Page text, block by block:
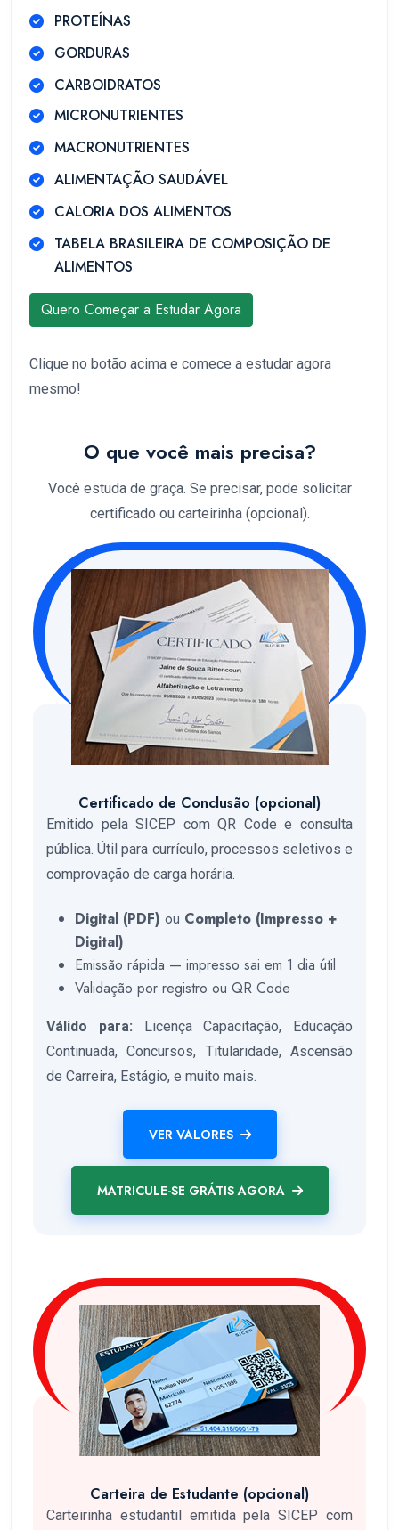
PROTEÍNAS
GORDURAS
CARBOIDRATOS
MICRONUTRIENTES
MACRONUTRIENTES
ALIMENTAÇÃO SAUDÁVEL
CALORIA DOS ALIMENTOS
TABELA BRASILEIRA DE COMPOSIÇÃO DE
ALIMENTOS
Quero Começar a Estudar Agora
Clique no botão acima e comece a estudar agora
mesmo!
O que você mais precisa?
Você estuda de graça. Se precisar, pode solicitar
certificado ou carteirinha (opcional).
Certificado de Conclusão (opcional)
Emitido pela SICEP com QR Code e consulta
pública. Útil para currículo, processos seletivos e
comprovação de carga horária.
Digital (PDF) ou Completo (Impresso +
Digital)
Emissão rápida — impresso sai em 1 dia útil
Validação por registro ou QR Code
Válido para: Licença Capacitação, Educação
Continuada, Concursos, Titularidade, Ascensão
de Carreira, Estágio, e muito mais.
VER VALORES
MATRICULE-SE GRÁTIS AGORA
Carteira de Estudante (opcional)
Carteirinha estudantil emitida pela SICEP com